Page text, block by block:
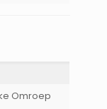
Omroep